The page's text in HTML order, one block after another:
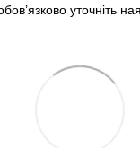
уточніть